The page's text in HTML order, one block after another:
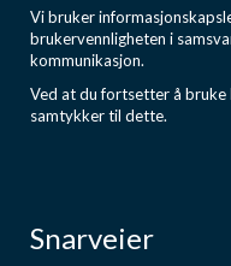
Vi bruker
brukervennligheten i
kommunikasjon.
Ved at du fortsetter å bruke
samtykker til dette.
Snarveier